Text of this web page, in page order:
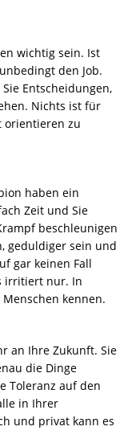
wichtig sein. Ist
den Job.
Entscheidungen,
Nichts ist für
orientieren zu
haben ein
Zeit und Sie
beschleunigen
geduldiger sein und
gar keinen Fall
irritiert nur. In
kennen.
an Ihre Zukunft. Sie
die Dinge
Toleranz auf den
in Ihrer
und privat kann es